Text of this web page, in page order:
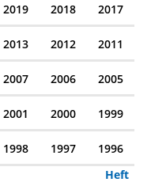
2019 2018 2017
2013 2012 2011
2007 2006 2005
2001 2000 1999
1998 1997 1996
Heft